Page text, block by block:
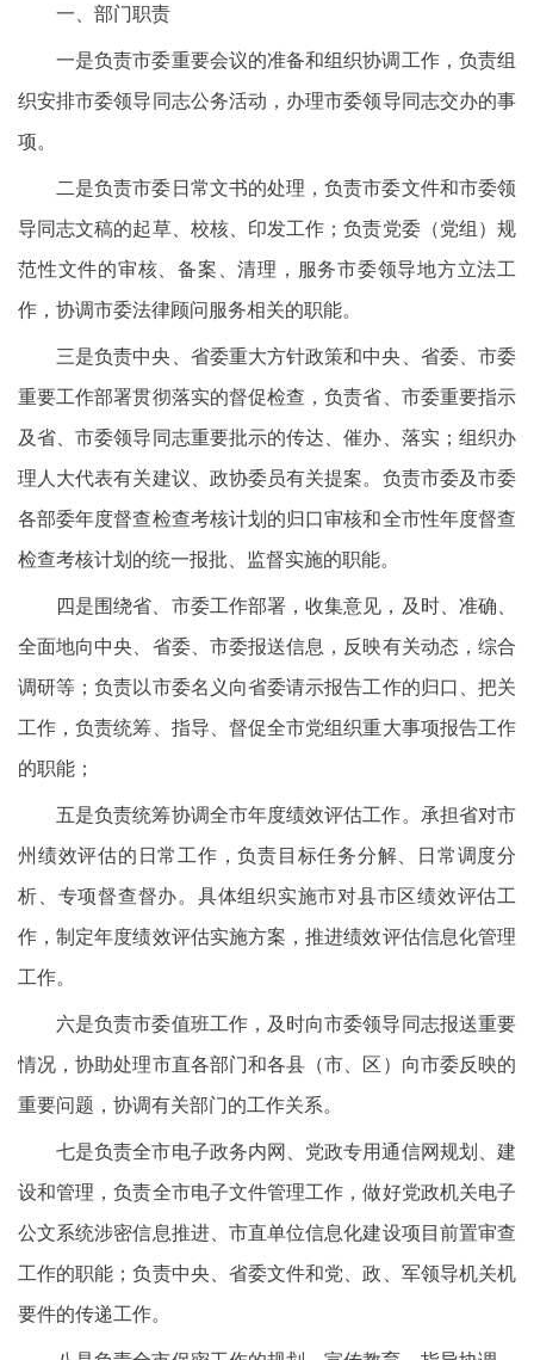
一、部门职责
一是负责市委重要会议的准备和组织协调工作，负责组
织安排市委领导同志公务活动，办理市委领导同志交办的事
项。
二是负责市委日常文书的处理，负责市委文件和市委领
导同志文稿的起草、校核、印发工作；负责党委（党组）规
范性文件的审核、备案、清理，服务市委领导地方立法工
作，协调市委法律顾问服务相关的职能。
三是负责中央、省委重大方针政策和中央、省委、市委
重要工作部署贯彻落实的督促检查，负责省、市委重要指示
及省、市委领导同志重要批示的传达、催办、落实；组织办
理人大代表有关建议、政协委员有关提案。负责市委及市委
各部委年度督查检查考核计划的归口审核和全市性年度督查
检查考核计划的统一报批、监督实施的职能。
四是围绕省、市委工作部署，收集意见，及时、准确、
全面地向中央、省委、市委报送信息，反映有关动态，综合
调研等；负责以市委名义向省委请示报告工作的归口、把关
工作，负责统筹、指导、督促全市党组织重大事项报告工作
的职能；
五是负责统筹协调全市年度绩效评估工作。承担省对市
州绩效评估的日常工作，负责目标任务分解、日常调度分
析、专项督查督办。具体组织实施市对县市区绩效评估工
作，制定年度绩效评估实施方案，推进绩效评估信息化管理
工作。
六是负责市委值班工作，及时向市委领导同志报送重要
情况，协助处理市直各部门和各县（市、区）向市委反映的
重要问题，协调有关部门的工作关系。
七是负责全市电子政务内网、党政专用通信网规划、建
设和管理，负责全市电子文件管理工作，做好党政机关电子
公文系统涉密信息推进、市直单位信息化建设项目前置审查
工作的职能；负责中央、省委文件和党、政、军领导机关机
要件的传递工作。